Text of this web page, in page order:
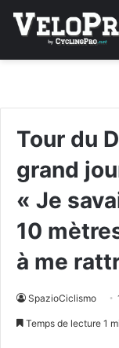
Tour du
grand
« Je
10
à me
SpazioCiclismo
Temps de lecture 1